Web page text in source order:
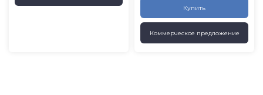
Купить
Коммерческое предложение